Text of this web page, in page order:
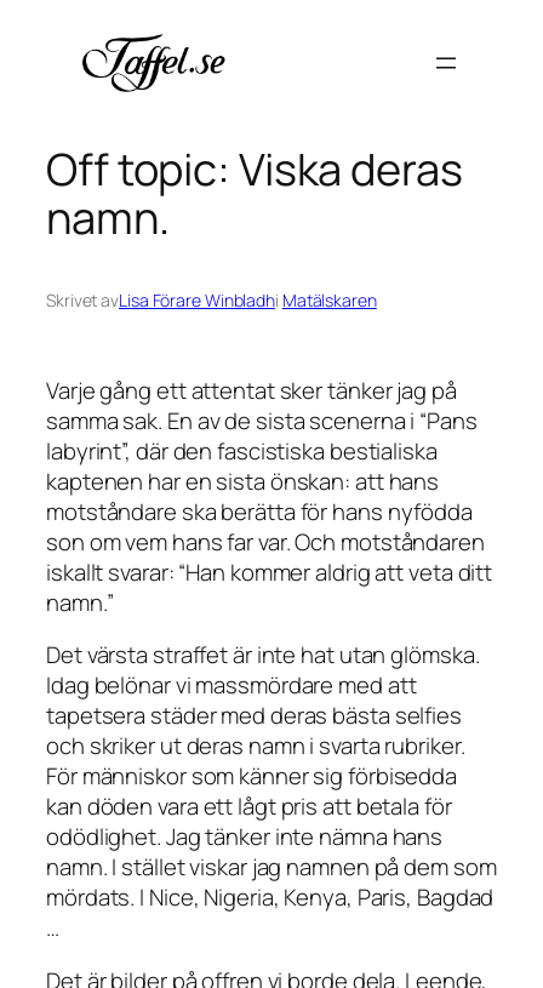
innehåll
Off topic: Viska deras
namn.
Skrivet avLisa Förare Winbladhi Matälskaren
Varje gång ett attentat sker tänker jag på
samma sak. En av de sista scenerna i “Pans
labyrint”, där den fascistiska bestialiska
kaptenen har en sista önskan: att hans
motståndare ska berätta för hans nyfödda
son om vem hans far var. Och motståndaren
iskallt svarar: “Han kommer aldrig att veta ditt
namn.”
Det värsta straffet är inte hat utan glömska.
Idag belönar vi massmördare med att
tapetsera städer med deras bästa selfies
och skriker ut deras namn i svarta rubriker.
För människor som känner sig förbisedda
kan döden vara ett lågt pris att betala för
odödlighet. Jag tänker inte nämna hans
namn. I stället viskar jag namnen på dem som
mördats. I Nice, Nigeria, Kenya, Paris, Bagdad
…
Det är bilder på offren vi borde dela. Leende,